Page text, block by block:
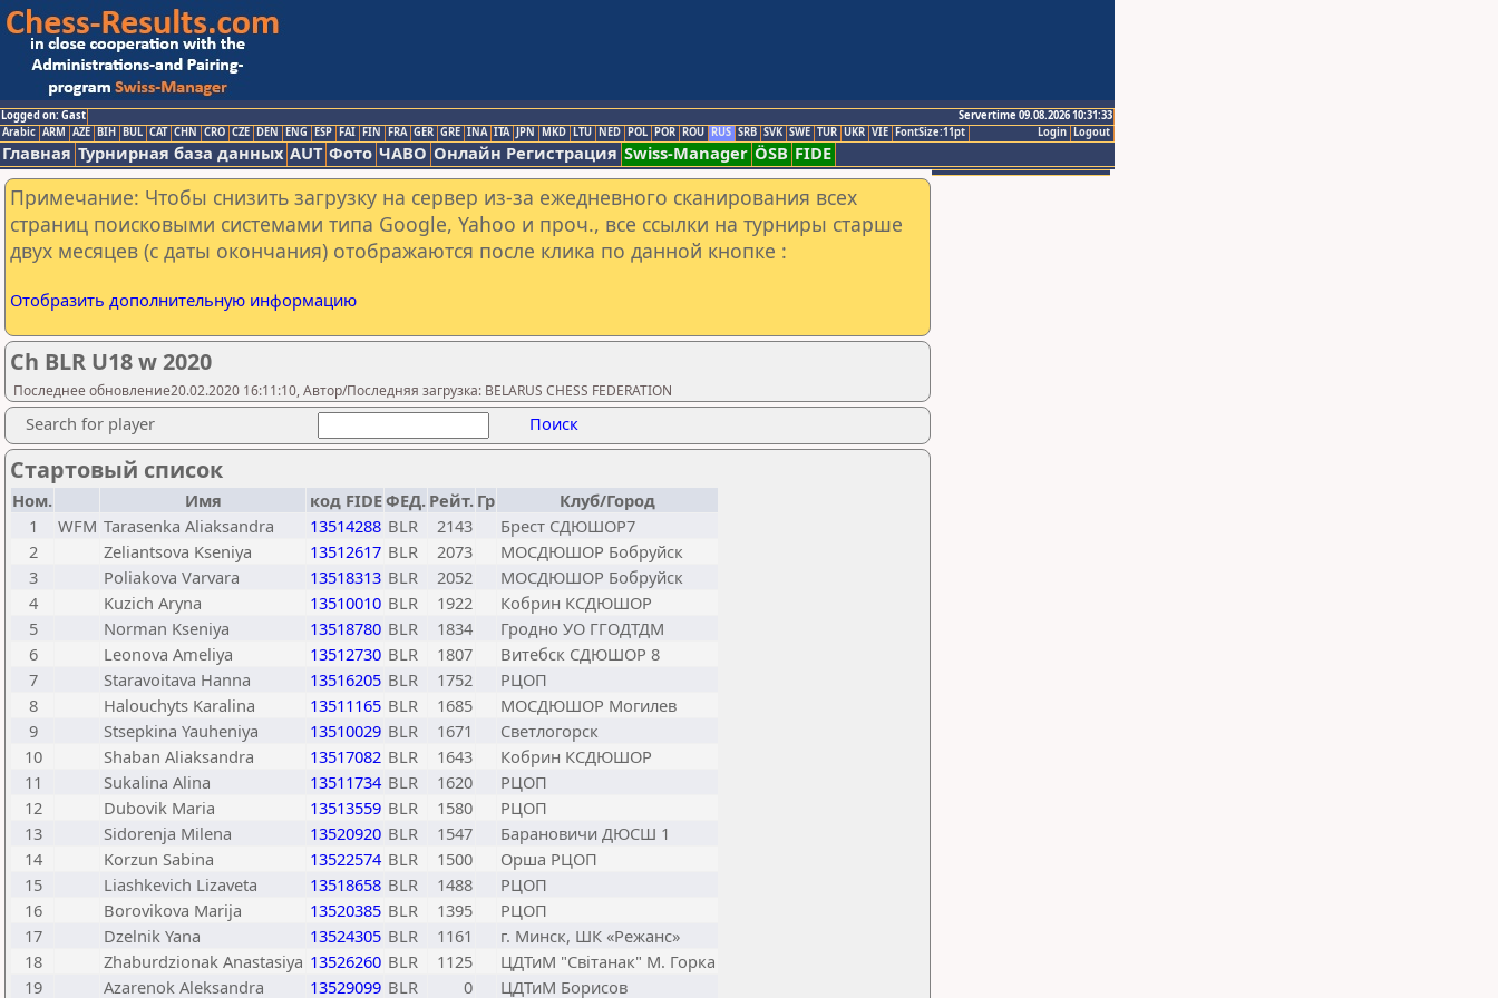
Logged on: Gast
Servertime 09.08.2026 10:31:33
Logout
Login
Arabic ARM AZE BIH BUL CAT CHN CRO CZE DEN ENG ESP FAI FIN FRA GER GRE INA ITA JPN MKD LTU NED POL POR ROU RUS SRB SVK SWE TUR UKR VIE FontSize:11pt
Главная Турнирная база данных AUT Фото ЧАВО Онлайн Регистрация Swiss-Manager ÖSB FIDE
Примечание: Чтобы снизить загрузку на сервер из-за ежедневного сканирования всех
страниц поисковыми системами типа Google, Yahoo и проч., все ссылки на турниры старше
двух месяцев (с даты окончания) отображаются после клика по данной кнопке :
Отобразить дополнительную информацию
Ch BLR U18 w 2020
Последнее обновление20.02.2020 16:11:10, Автор/Последняя загрузка: BELARUS CHESS FEDERATION
Search for player Поиск
Стартовый список
Ном. Имя код FIDEФЕД. Рейт. Гр
Клуб/Город
1
WFM Tarasenka Aliaksandra 13514288 BLR 2143
Брест СДЮШОР7
2
Zeliantsova Kseniya 13512617 BLR 2073
МОСДЮШОР Бобруйск
3
Poliakova Varvara 13518313 BLR 2052
МОСДЮШОР Бобруйск
4
Kuzich Aryna 13510010 BLR 1922
Кобрин КСДЮШОР
5
Norman Kseniya 13518780 BLR 1834
Гродно УО ГГОДТДМ
6
Leonova Ameliya 13512730 BLR 1807
Витебск СДЮШОР 8
7
Staravoitava Hanna 13516205 BLR 1752
РЦОП
8
Halouchyts Karalina 13511165 BLR 1685
МОСДЮШОР Могилев
9
Stsepkina Yauheniya 13510029 BLR 1671
Светлогорск
10
Shaban Aliaksandra 13517082 BLR 1643
Кобрин КСДЮШОР
11
Sukalina Alina 13511734 BLR 1620
РЦОП
12
Dubovik Maria 13513559 BLR 1580
РЦОП
13
Sidorenja Milena 13520920 BLR 1547
Барановичи ДЮСШ 1
14
Korzun Sabina 13522574 BLR 1500
Орша РЦОП
15
Liashkevich Lizaveta 13518658 BLR 1488
РЦОП
16
Borovikova Marija 13520385 BLR 1395
РЦОП
17
Dzelnik Yana 13524305 BLR 1161
г. Минск, ШК «Режанс»
18
Zhaburdzionak Anastasiya 13526260 BLR 1125
ЦДТиМ "Свiтанак" М. Горка
19
Azarenok Aleksandra 13529099 BLR 0 ЦДТиМ Борисов